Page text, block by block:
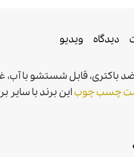
دیدگاه ویدیو
قابل شستشو با آب،
چسب چوباين برند با ساير